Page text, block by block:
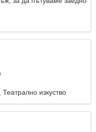
изкуство